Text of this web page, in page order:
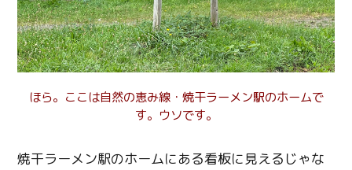
ほら。ここは自然の恵み線・焼干ラーメン駅のホームで
す。ウソです。
焼干ラーメン駅のホームにある看板に見えるじゃな